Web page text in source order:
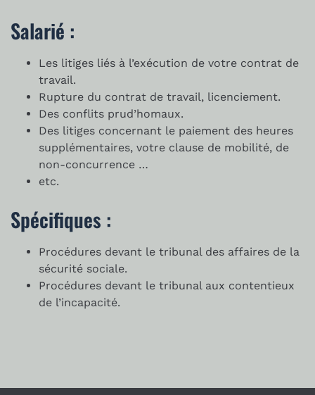
Salarié :
Les litiges liés à l’exécution de votre contrat de
travail.
Rupture du contrat de travail, licenciement.
Des conflits prud’homaux.
Des litiges concernant le paiement des heures
supplémentaires, votre clause de mobilité, de
non-concurrence …
etc.
Spécifiques :
Procédures devant le tribunal des affaires de la
sécurité sociale.
Procédures devant le tribunal aux contentieux
de l’incapacité.